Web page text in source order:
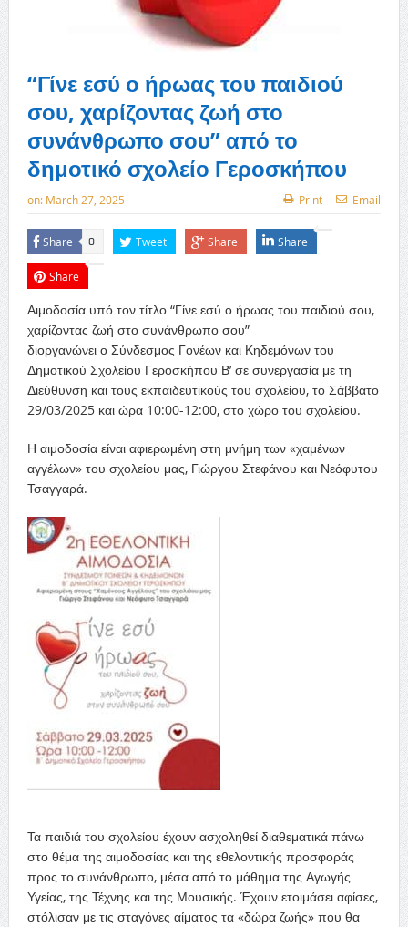
“Γίνε εσύ ο ήρωας του παιδιού
σου, χαρίζοντας ζωή στο
συνάνθρωπο σου” από το
δημοτικό σχολείο Γεροσκήπου
on: March 27, 2025 Print Email
Share 0 Tweet Share Share
Share
Αιμοδοσία υπό τον τίτλο “Γίνε εσύ ο ήρωας του παιδιού σου,
χαρίζοντας ζωή στο συνάνθρωπο σου”
διοργανώνει ο Σύνδεσμος Γονέων και Κηδεμόνων του
Δημοτικού Σχολείου Γεροσκήπου Β’ σε συνεργασία με τη
Διεύθυνση και τους εκπαιδευτικούς του σχολείου, το Σάββατο
29/03/2025 και ώρα 10:00-12:00, στο χώρο του σχολείου.
Η αιμοδοσία είναι αφιερωμένη στη μνήμη των «χαμένων
αγγέλων» του σχολείου μας, Γιώργου Στεφάνου και Νεόφυτου
Τσαγγαρά.
Τα παιδιά του σχολείου έχουν ασχοληθεί διαθεματικά πάνω
στο θέμα της αιμοδοσίας και της εθελοντικής προσφοράς
προς το συνάνθρωπο, μέσα από το μάθημα της Αγωγής
Υγείας, της Τέχνης και της Μουσικής. Έχουν ετοιμάσει αφίσες,
στόλισαν με τις σταγόνες αίματος τα «δώρα ζωής» που θα